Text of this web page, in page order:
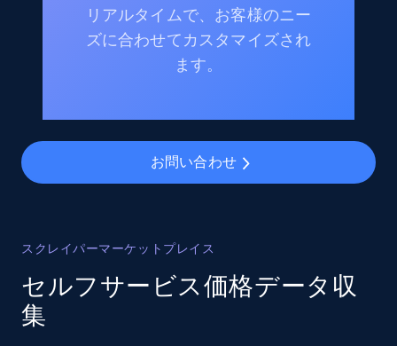
リアルタイムで、お客様のニー
ズに合わせてカスタマイズされ
ます。
お問い合わせ
スクレイパーマーケットプレイス
セルフサービス価格データ収
集